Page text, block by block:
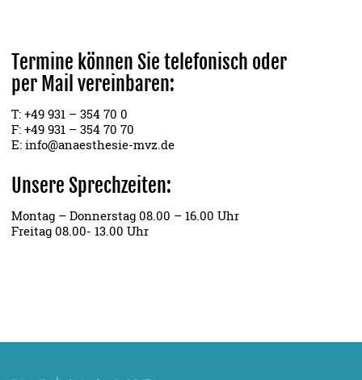
Termine können Sie telefonisch oder
per Mail vereinbaren:
T: +49 931 – 354 70 0
F: +49 931 – 354 70 70
E: info@anaesthesie-mvz.de
Unsere Sprechzeiten:
Montag – Donnerstag 08.00 – 16.00 Uhr
Freitag 08.00- 13.00 Uhr